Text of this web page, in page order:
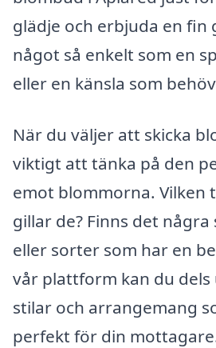
glädje och erbjuda en fin
något så enkelt som en
eller en känsla som
När du väljer att skicka
viktigt att tänka på den
emot blommorna. Vilken
gillar de? Finns det
eller sorter som har en
vår plattform kan du dels
stilar och arrangemang
perfekt för din